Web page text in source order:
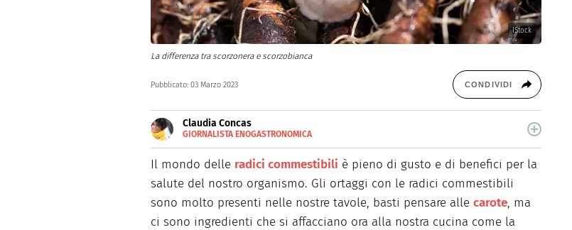
IStock
La differenza tra scorzonera e scorzobianca
Pubblicato: 03 Marzo 2023 CONDIVIDI
Claudia Concas
GIORNALISTA ENOGASTRONOMICA
Dopo aver frequentato la scuola di chef, Claudia Concas è una food content
specialist e food writer che produce contenuti per il web e per la carta
stampata. Realizza shooting video e fotografici per brand e magazine
occupandosi della parte autoriale, del food styling e del props styling. Nel
tempo libero ama cucinare, scrivere e curiosare.
Il mondo delle radici commestibili è pieno di gusto e di benefici per la
salute del nostro organismo. Gli ortaggi con le radici commestibili
sono molto presenti nelle nostre tavole, basti pensare alle carote, ma
ci sono ingredienti che si affacciano ora alla nostra cucina come la